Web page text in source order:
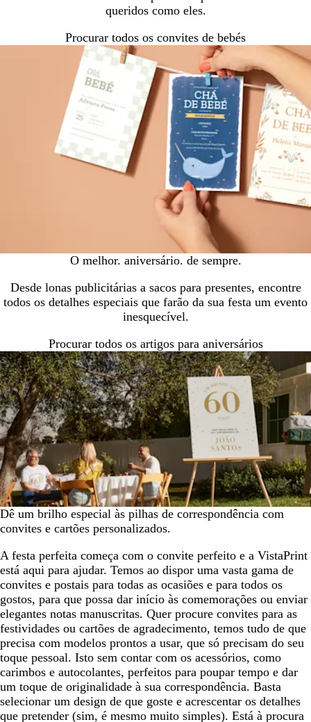
queridos como eles.
Procurar todos os convites de bebés
O melhor. aniversário. de sempre.
Desde lonas publicitárias a sacos para presentes, encontre
todos os detalhes especiais que farão da sua festa um evento
inesquecível.
Procurar todos os artigos para aniversários
Dê um brilho especial às pilhas de correspondência com
convites e cartões personalizados.
A festa perfeita começa com o convite perfeito e a VistaPrint
está aqui para ajudar. Temos ao dispor uma vasta gama de
convites e postais para todas as ocasiões e para todos os
gostos, para que possa dar início às comemorações ou enviar
elegantes notas manuscritas. Quer procure convites para as
festividades ou cartões de agradecimento, temos tudo de que
precisa com modelos prontos a usar, que só precisam do seu
toque pessoal. Isto sem contar com os acessórios, como
carimbos e autocolantes, perfeitos para poupar tempo e dar
um toque de originalidade à sua correspondência. Basta
selecionar um design de que goste e acrescentar os detalhes
que pretender (sim, é mesmo muito simples). Está à procura